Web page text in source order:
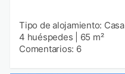
Tipo de alojamiento: Casa
4 huéspedes
65 m²
Comentarios: 6